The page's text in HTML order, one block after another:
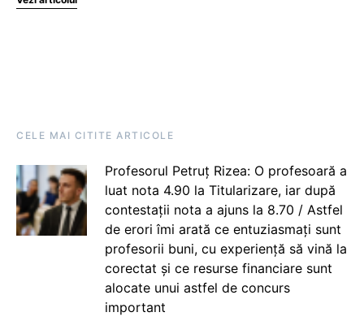
CELE MAI CITITE ARTICOLE
Profesorul Petruț Rizea: O profesoară a
luat nota 4.90 la Titularizare, iar după
contestații nota a ajuns la 8.70 / Astfel
de erori îmi arată ce entuziasmați sunt
profesorii buni, cu experiență să vină la
corectat și ce resurse financiare sunt
alocate unui astfel de concurs
important